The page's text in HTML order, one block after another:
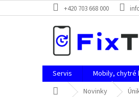
na
+420 703 668 000
Servis Mobily, chytré
Domů Novinky